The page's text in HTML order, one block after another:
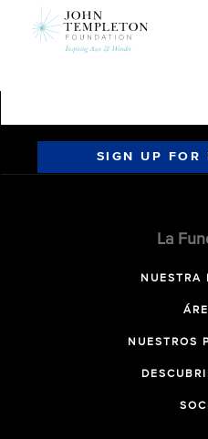
SIGN UP FOR
La
NUESTRA
NUESTROS